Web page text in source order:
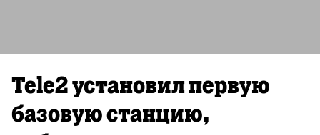
Tele2 установил первую
базовую станцию,